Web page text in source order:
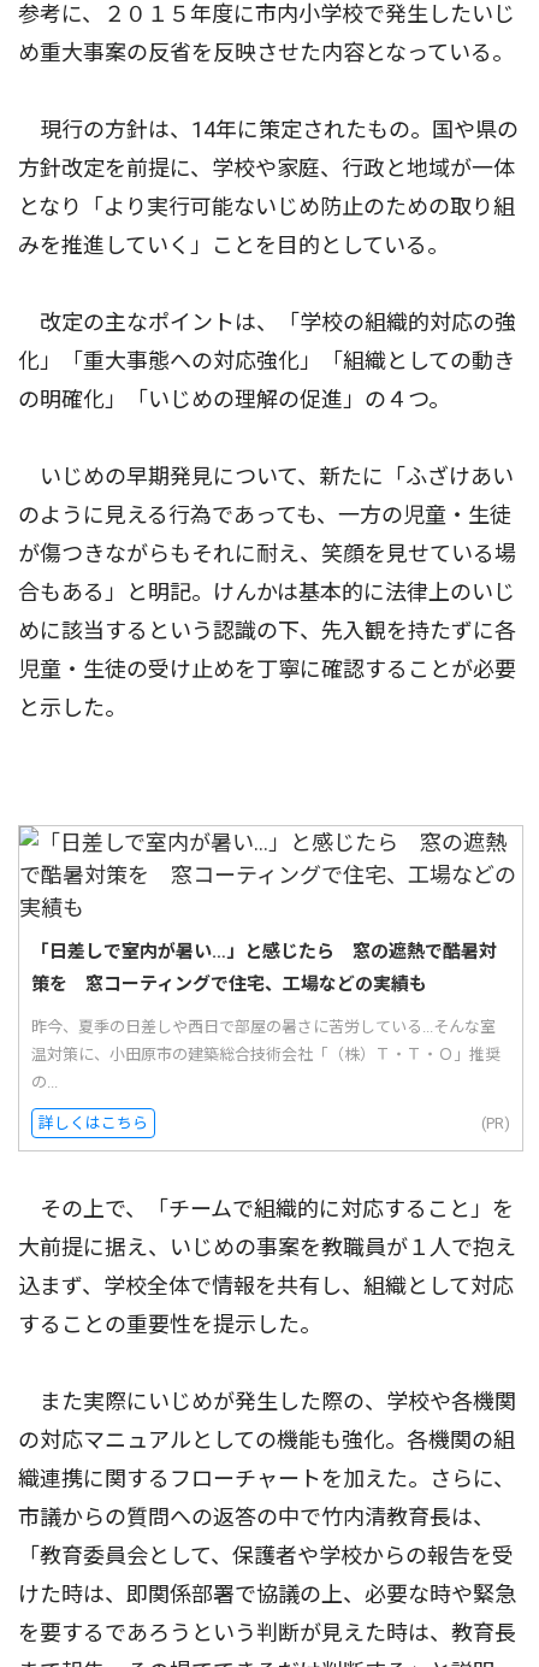
参考に、２０１５年度に市内小学校で発生したいじ
め重大事案の反省を反映させた内容となっている。
現行の方針は、14年に策定されたもの。国や県の
方針改定を前提に、学校や家庭、行政と地域が一体
となり「より実行可能ないじめ防止のための取り組
みを推進していく」ことを目的としている。
改定の主なポイントは、「学校の組織的対応の強
化」「重大事態への対応強化」「組織としての動き
の明確化」「いじめの理解の促進」の４つ。
いじめの早期発見について、新たに「ふざけあい
のように見える行為であっても、一方の児童・生徒
が傷つきながらもそれに耐え、笑顔を見せている場
合もある」と明記。けんかは基本的に法律上のいじ
めに該当するという認識の下、先入観を持たずに各
児童・生徒の受け止めを丁寧に確認することが必要
と示した。
「日差しで室内が暑い…」と感じたら 窓の遮熱で酷暑対
策を 窓コーティングで住宅、工場などの実績も
昨今、夏季の日差しや西日で部屋の暑さに苦労している...そんな室
温対策に、小田原市の建築総合技術会社「（株）Ｔ・Ｔ・Ｏ」推奨
の...
詳しくはこちら (PR)
その上で、「チームで組織的に対応すること」を
大前提に据え、いじめの事案を教職員が１人で抱え
込まず、学校全体で情報を共有し、組織として対応
することの重要性を提示した。
また実際にいじめが発生した際の、学校や各機関
の対応マニュアルとしての機能も強化。各機関の組
織連携に関するフローチャートを加えた。さらに、
市議からの質問への返答の中で竹内清教育長は、
「教育委員会として、保護者や学校からの報告を受
けた時は、即関係部署で協議の上、必要な時や緊急
を要するであろうという判断が見えた時は、教育長